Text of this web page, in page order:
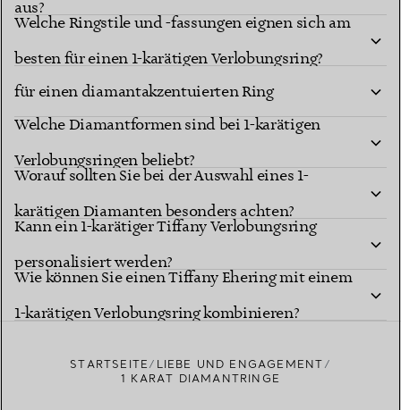
aus?
Welche Ringstile und -fassungen eignen sich am
besten für einen 1-karätigen Verlobungsring?
Sollten Sie sich für einen 1-karätigen Solitär oder
für einen diamantakzentuierten Ring
entscheiden?
Welche Diamantformen sind bei 1-karätigen
Verlobungsringen beliebt?
Worauf sollten Sie bei der Auswahl eines 1-
karätigen Diamanten besonders achten?
Kann ein 1-karätiger Tiffany Verlobungsring
personalisiert werden?
Wie können Sie einen Tiffany Ehering mit einem
1-karätigen Verlobungsring kombinieren?
STARTSEITE
LIEBE UND ENGAGEMENT
1 KARAT DIAMANTRINGE